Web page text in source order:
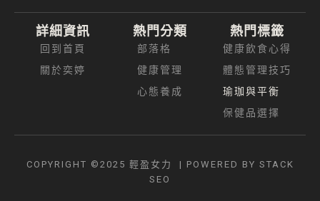
詳細資訊
回到首頁
關於奕婷
熱門分類
部落格
健康管理
心態養成
熱門標籤
健康飲食心得
體態管理技巧
瑜珈與平衡
保健品選擇
COPYRIGHT ©2025 輕盈女力 | POWERED BY STACK
SEO